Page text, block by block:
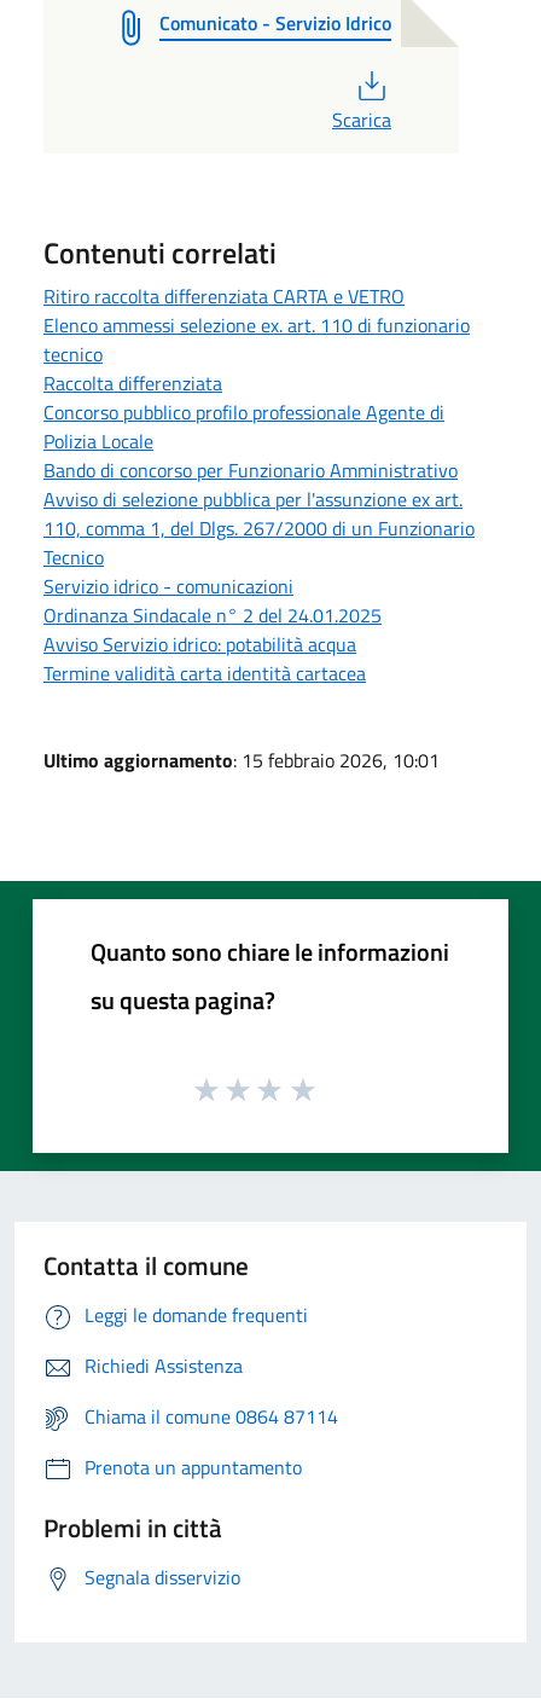
Comunicato - Servizio Idrico
Scarica
Contenuti correlati
Ritiro raccolta differenziata CARTA e VETRO
Elenco ammessi selezione ex. art. 110 di funzionario
tecnico
Raccolta differenziata
Concorso pubblico profilo professionale Agente di
Polizia Locale
Bando di concorso per Funzionario Amministrativo
Avviso di selezione pubblica per l'assunzione ex art.
110, comma 1, del Dlgs. 267/2000 di un Funzionario
Tecnico
Servizio idrico - comunicazioni
Ordinanza Sindacale n° 2 del 24.01.2025
Avviso Servizio idrico: potabilità acqua
Termine validità carta identità cartacea
Ultimo aggiornamento: 15 febbraio 2026, 10:01
Quanto sono chiare le informazioni
su questa pagina?
Contatta il comune
Leggi le domande frequenti
Richiedi Assistenza
Chiama il comune 0864 87114
Prenota un appuntamento
Problemi in città
Segnala disservizio